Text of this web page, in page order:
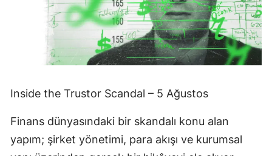
Inside the Trustor Scandal – 5 Ağustos
Finans dünyasındaki bir skandalı konu alan
yapım; şirket yönetimi, para akışı ve kurumsal